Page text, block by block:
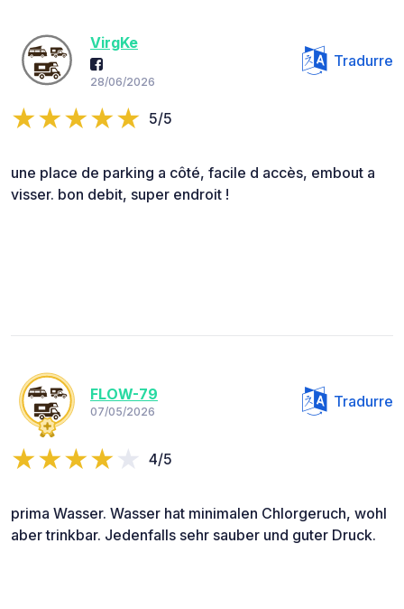
VirgKe
28/06/2026
Tradurre
5/5
une place de parking a côté, facile d accès, embout a
visser. bon debit, super endroit !
FLOW-79
07/05/2026
Tradurre
4/5
prima Wasser. Wasser hat minimalen Chlorgeruch, wohl
aber trinkbar. Jedenfalls sehr sauber und guter Druck.